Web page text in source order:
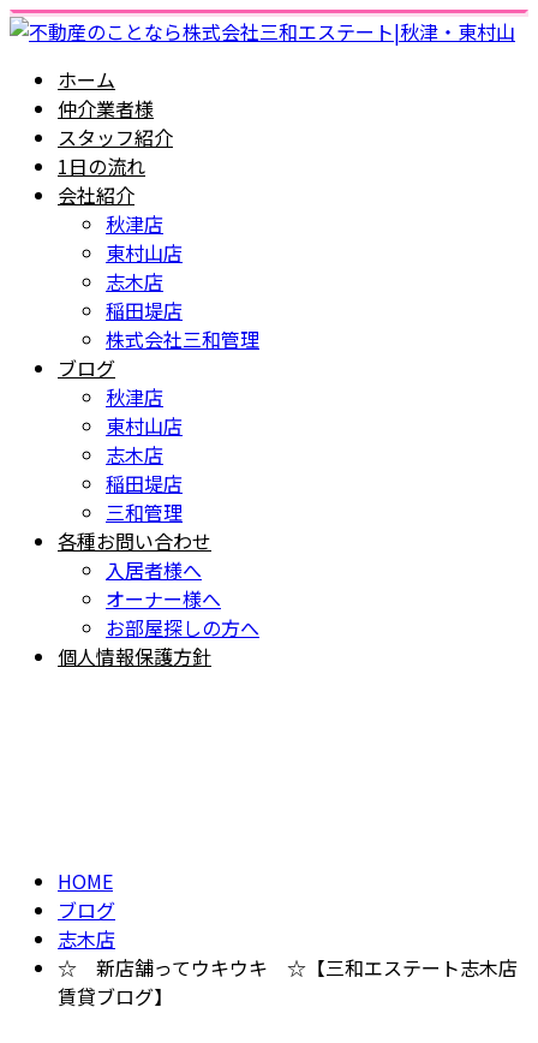
ホーム
仲介業者様
スタッフ紹介
1日の流れ
会社紹介
秋津店
東村山店
志木店
稲田堤店
株式会社三和管理
ブログ
秋津店
東村山店
志木店
稲田堤店
三和管理
各種お問い合わせ
入居者様へ
オーナー様へ
お部屋探しの方へ
個人情報保護方針
HOME
ブログ
志木店
☆ 新店舗ってウキウキ ☆【三和エステート志木店
賃貸ブログ】